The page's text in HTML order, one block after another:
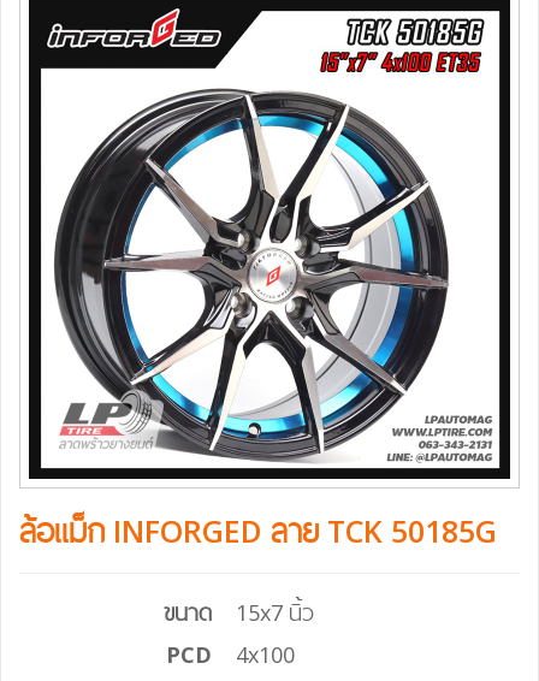
ล้อแม็ก INFORGED ลาย TCK 50185G
ขนาด
15x7 นิ้ว
PCD
4x100